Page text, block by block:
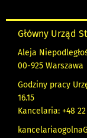
Główny Urząd
Aleja
00-925 Warszawa
Godziny pracy
16.15
Kancelaria: +48